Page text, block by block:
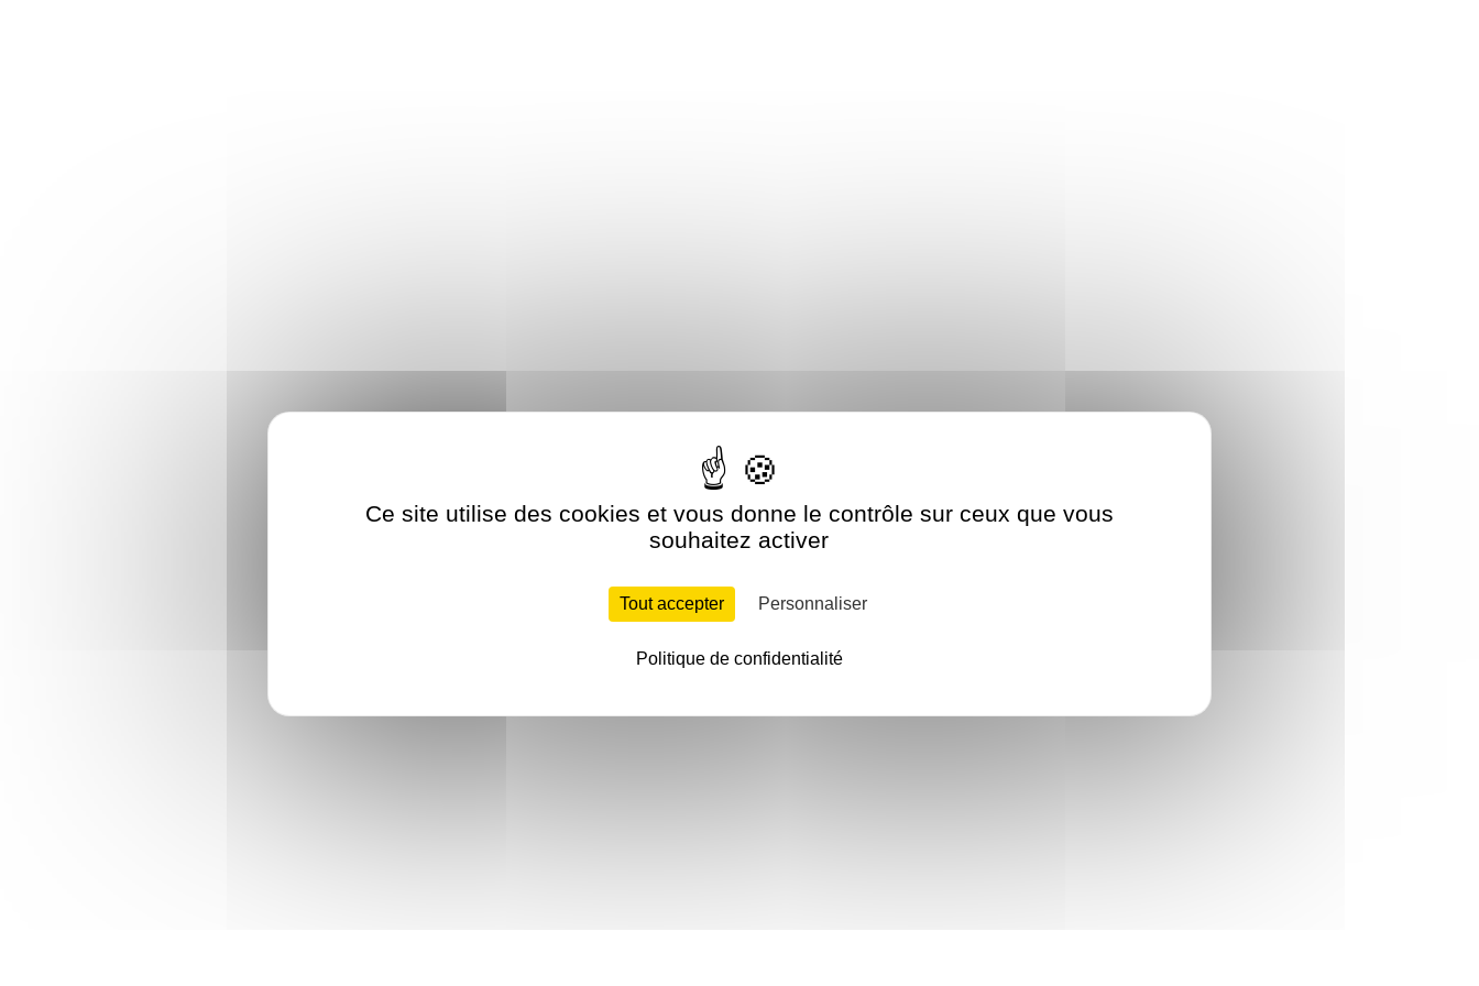
Ce site utilise des cookies et vous donne le contrôle sur ceux que vous
souhaitez activer
Tout accepter Personnaliser
Politique de confidentialité